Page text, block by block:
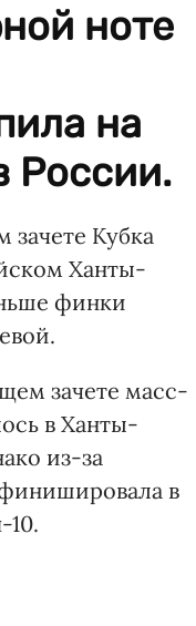
ноте
на
России.
зачете Кубка
Ханты-
финки
зачете масс-
в Ханты-
из-за
в
10.